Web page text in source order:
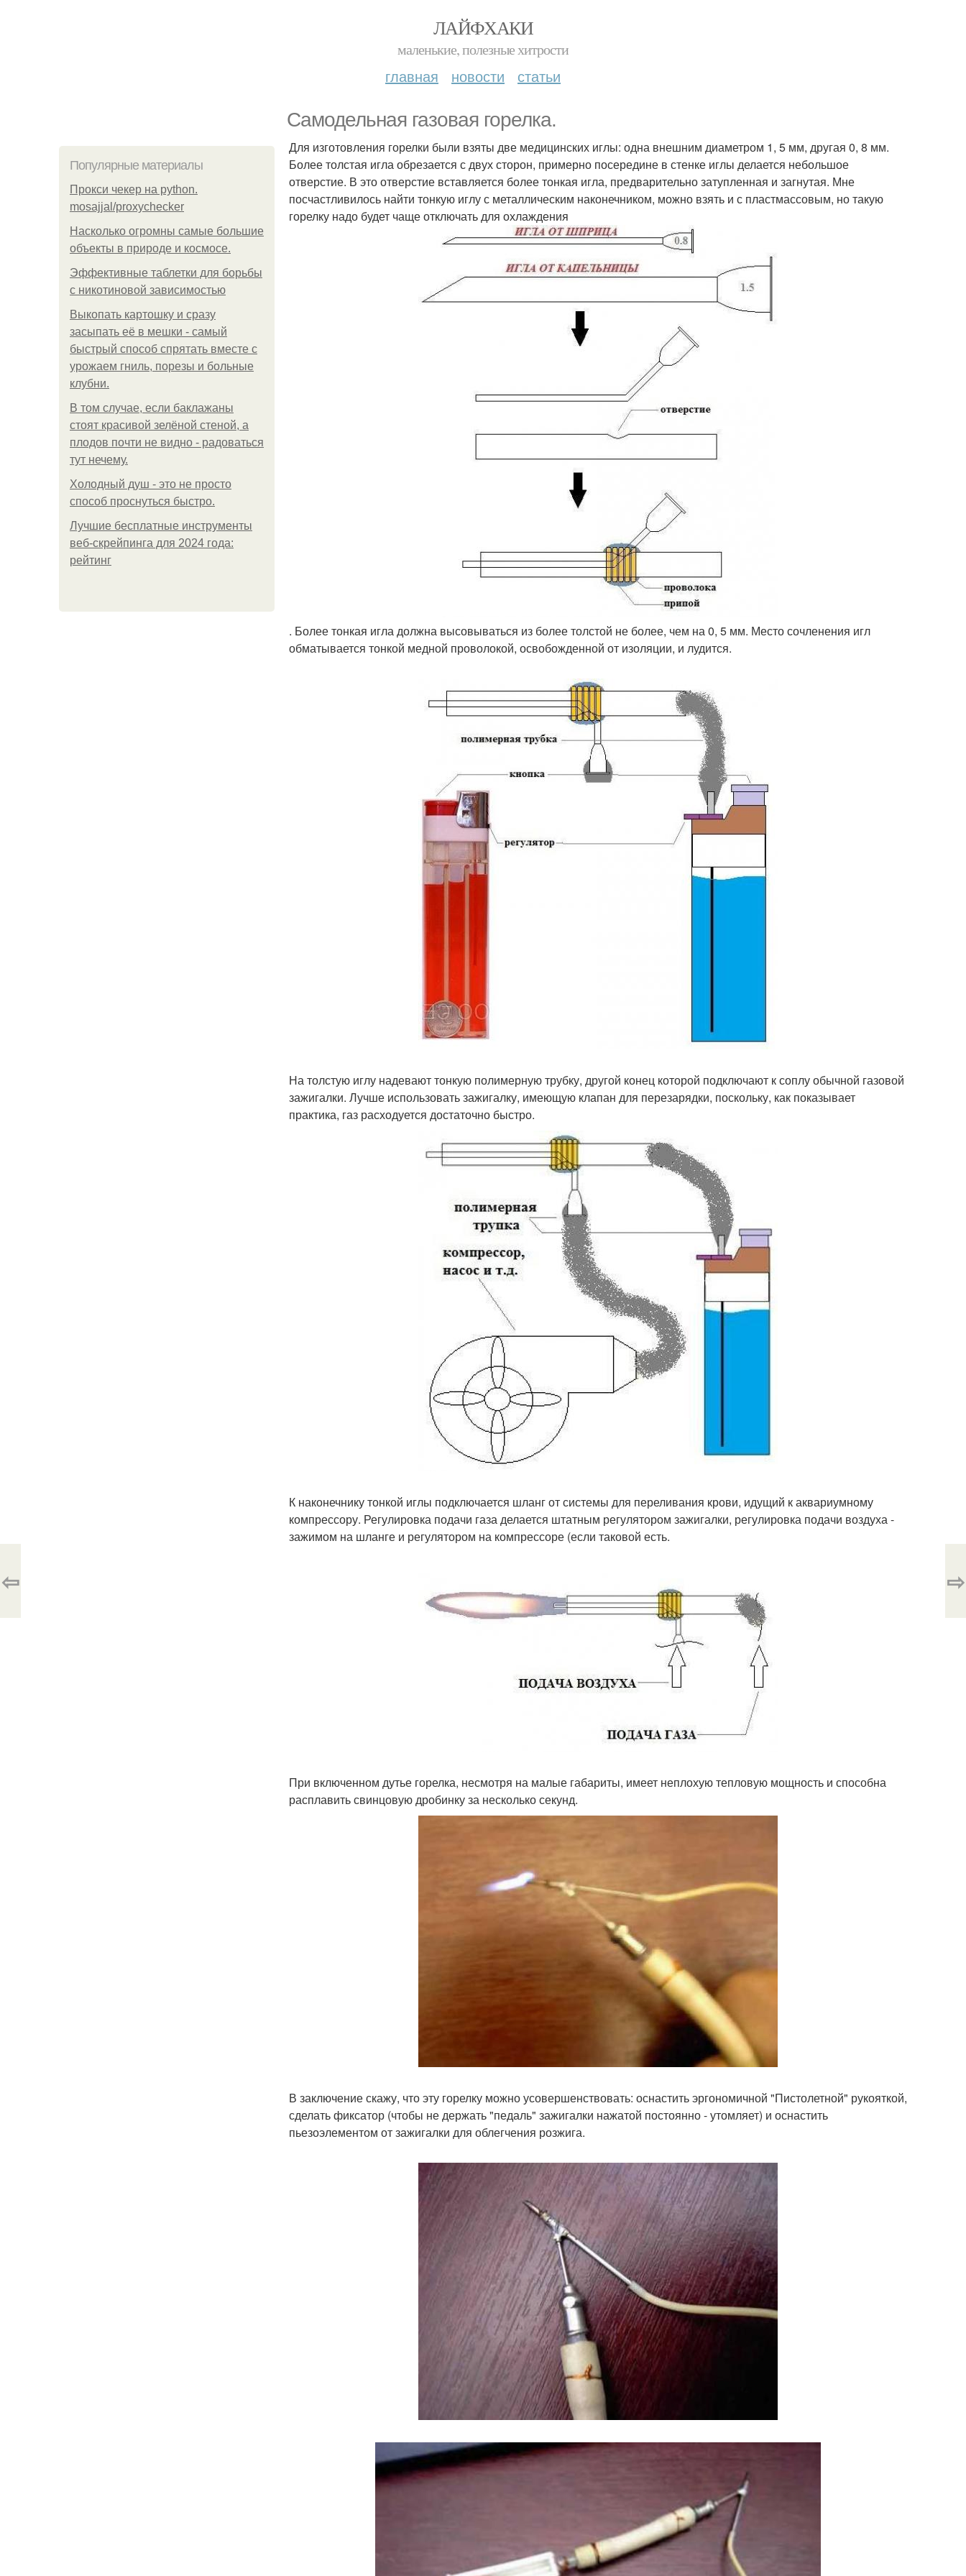
ЛАЙФХАКИ
маленькие, полезные хитрости
главная новости статьи
Самодельная газовая горелка.
Популярные материалы
Прокси чекер на python.
mosajjal/proxychecker
Насколько огромны самые большие
объекты в природе и космосе.
Эффективные таблетки для борьбы
с никотиновой зависимостью
Выкопать картошку и сразу
засыпать её в мешки - самый
быстрый способ спрятать вместе с
урожаем гниль, порезы и больные
клубни.
В том случае, если баклажаны
стоят красивой зелёной стеной, а
плодов почти не видно - радоваться
тут нечему.
Холодный душ - это не просто
способ проснуться быстро.
Лучшие бесплатные инструменты
веб-скрейпинга для 2024 года:
рейтинг
Для изготовления горелки были взяты две медицинских иглы: одна внешним диаметром 1, 5 мм, другая 0, 8 мм.
Более толстая игла обрезается с двух сторон, примерно посередине в стенке иглы делается небольшое
отверстие. В это отверстие вставляется более тонкая игла, предварительно затупленная и загнутая. Мне
посчастливилось найти тонкую иглу с металлическим наконечником, можно взять и с пластмассовым, но такую
горелку надо будет чаще отключать для охлаждения
. Более тонкая игла должна высовываться из более толстой не более, чем на 0, 5 мм. Место сочленения игл
обматывается тонкой медной проволокой, освобожденной от изоляции, и лудится.
На толстую иглу надевают тонкую полимерную трубку, другой конец которой подключают к соплу обычной газовой
зажигалки. Лучше использовать зажигалку, имеющую клапан для перезарядки, поскольку, как показывает
практика, газ расходуется достаточно быстро.
К наконечнику тонкой иглы подключается шланг от системы для переливания крови, идущий к аквариумному
компрессору. Регулировка подачи газа делается штатным регулятором зажигалки, регулировка подачи воздуха -
зажимом на шланге и регулятором на компрессоре (если таковой есть.
При включенном дутье горелка, несмотря на малые габариты, имеет неплохую тепловую мощность и способна
расплавить свинцовую дробинку за несколько секунд.
В заключение скажу, что эту горелку можно усовершенствовать: оснастить эргономичной "Пистолетной" рукояткой,
сделать фиксатор (чтобы не держать "педаль" зажигалки нажатой постоянно - утомляет) и оснастить
пьезоэлементом от зажигалки для облегчения розжига.
⇦ ⇨